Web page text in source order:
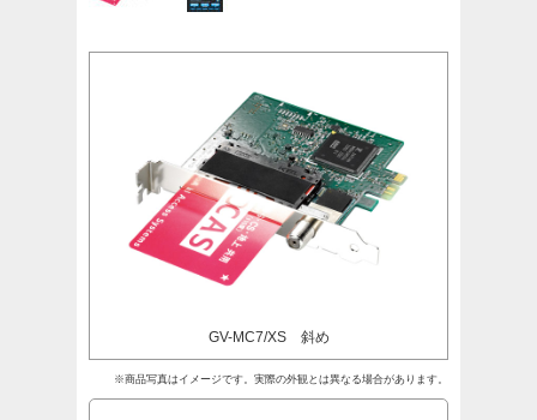
GV-MC7/XS 斜め
※商品写真はイメージです。実際の外観とは異なる場合があります。